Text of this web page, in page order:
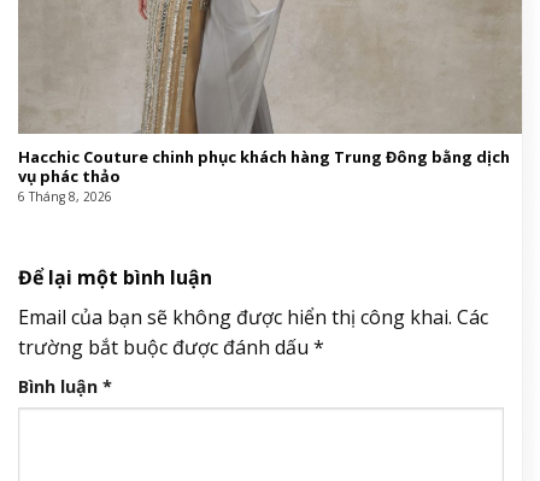
Hacchic Couture chinh phục khách hàng Trung Đông bằng dịch
vụ phác thảo
6 Tháng 8, 2026
Để lại một bình luận
Email của bạn sẽ không được hiển thị công khai. Các
trường bắt buộc được đánh dấu *
Bình luận *